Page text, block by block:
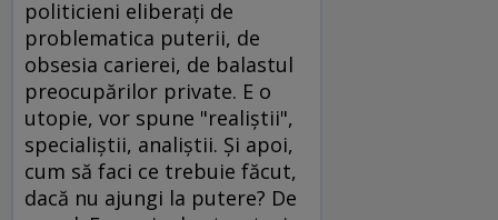
politicieni eliberaţi de
problematica puterii, de
obsesia carierei, de balastul
preocupărilor private. E o
utopie, vor spune "realiştii",
specialiştii, analiştii. Şi apoi,
cum să faci ce trebuie făcut,
dacă nu ajungi la putere? De